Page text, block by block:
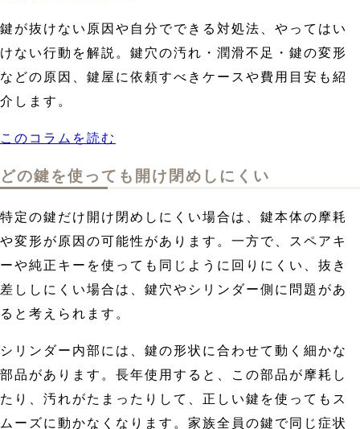
鍵が抜けない原因や自分でできる対処法、やってはい
けない行動を解説。鍵穴の汚れ・潤滑不足・鍵の変形
などの原因、鍵屋に依頼すべきケースや費用目安も紹
介します。
このコラムを読む
どの鍵を使っても開け閉めしにくい
特定の鍵だけ開け閉めしにくい場合は、鍵本体の摩耗
や変形が原因の可能性があります。一方で、スペアキ
ーや純正キーを使っても同じように回りにくい、抜き
差ししにくい場合は、鍵穴やシリンダー側に問題があ
ると考えられます。
シリンダー内部には、鍵の形状に合わせて動く細かな
部品があります。長年使用すると、この部品が摩耗し
たり、汚れがたまったりして、正しい鍵を使ってもス
ムーズに動かなくなります。家族全員の鍵で同じ症状